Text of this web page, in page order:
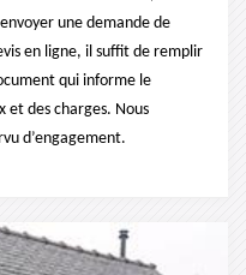
une demande de
en ligne, il suffit de remplir
qui informe le
et des charges. Nous
d’engagement.